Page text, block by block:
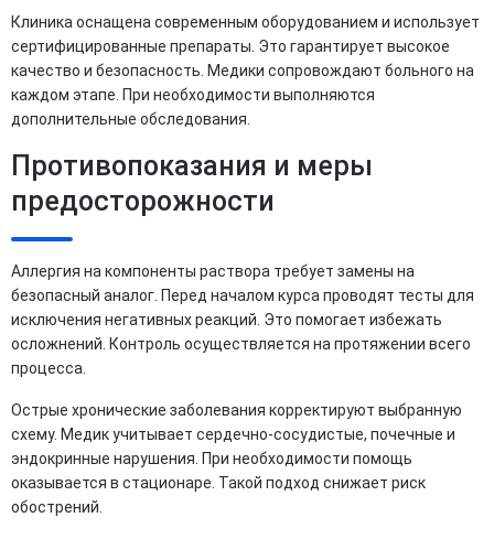
Клиника оснащена современным оборудованием и использует
сертифицированные препараты. Это гарантирует высокое
качество и безопасность. Медики сопровождают больного на
каждом этапе. При необходимости выполняются
дополнительные обследования.
Противопоказания и меры
предосторожности
Аллергия на компоненты раствора требует замены на
безопасный аналог. Перед началом курса проводят тесты для
исключения негативных реакций. Это помогает избежать
осложнений. Контроль осуществляется на протяжении всего
процесса.
Острые хронические заболевания корректируют выбранную
схему. Медик учитывает сердечно-сосудистые, почечные и
эндокринные нарушения. При необходимости помощь
оказывается в стационаре. Такой подход снижает риск
обострений.